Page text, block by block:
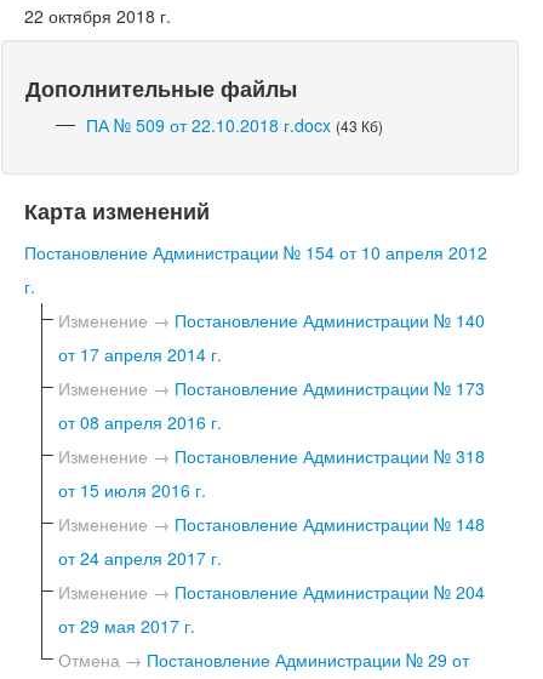
22 октября 2018 г.
Дополнительные файлы
ПА № 509 от 22.10.2018 г.docx (43 Кб)
Карта изменений
Постановление Администрации № 154 от 10 апреля 2012
г.
Изменение → Постановление Администрации № 140
от 17 апреля 2014 г.
Изменение → Постановление Администрации № 173
от 08 апреля 2016 г.
Изменение → Постановление Администрации № 318
от 15 июля 2016 г.
Изменение → Постановление Администрации № 148
от 24 апреля 2017 г.
Изменение → Постановление Администрации № 204
от 29 мая 2017 г.
Отмена → Постановление Администрации № 29 от